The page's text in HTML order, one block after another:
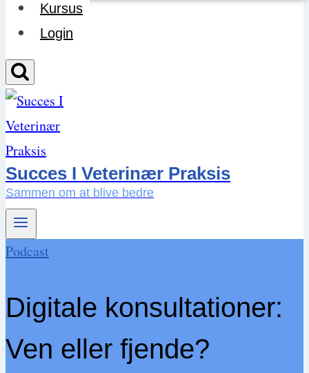
Kursus
Login
Succes I Veterinær Praksis
Sammen om at blive bedre
Podcast
Digitale konsultationer:
Ven eller fjende?